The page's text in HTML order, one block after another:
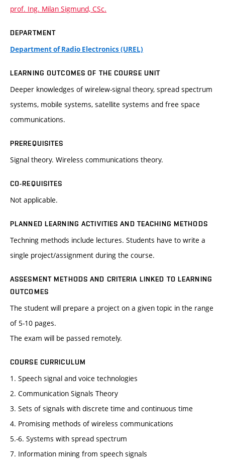
prof. Ing. Milan Sigmund, CSc.
DEPARTMENT
Department of Radio Electronics (UREL)
LEARNING OUTCOMES OF THE COURSE UNIT
Deeper knowledges of wirelew-signal theory, spread spectrum
systems, mobile systems, satellite systems and free space
communications.
PREREQUISITES
Signal theory. Wireless communications theory.
CO-REQUISITES
Not applicable.
PLANNED LEARNING ACTIVITIES AND TEACHING METHODS
Techning methods include lectures. Students have to write a
single project/assignment during the course.
ASSESMENT METHODS AND CRITERIA LINKED TO LEARNING
OUTCOMES
The student will prepare a project on a given topic in the range
of 5-10 pages.
The exam will be passed remotely.
COURSE CURRICULUM
1. Speech signal and voice technologies
2. Communication Signals Theory
3. Sets of signals with discrete time and continuous time
4. Promising methods of wireless communications
5.-6. Systems with spread spectrum
7. Information mining from speech signals